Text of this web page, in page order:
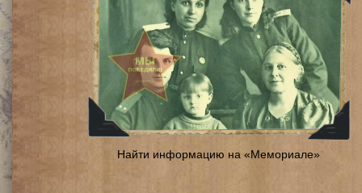
Найти информацию на «Мемориале»